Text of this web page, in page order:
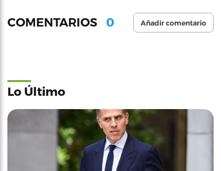
COMENTARIOS 0 Añadir comentario
Lo Último